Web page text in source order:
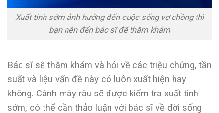
Xuất tinh sớm ảnh hưởng đến cuộc sống vợ chồng thì
bạn nên đến bác sĩ để thăm khám
Bác sĩ sẽ thăm khám và hỏi về các triệu chứng, tần
suất và liệu vấn đề này có luôn xuất hiện hay
không. Cánh mày râu sẽ được kiểm tra xuất tinh
sớm, có thể cần thảo luận với bác sĩ về đời sống